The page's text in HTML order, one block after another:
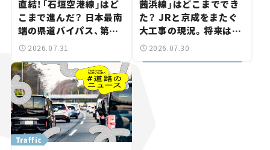
直結！「石垣空港線」はど
こまで進んだ？ 日本最南
端の県道バイパス、第2
工区も延伸開通 【いま気
2026.07.31
茜浜線」はどこまででき
た？ JRと京成をまたぐ
大工事の現況。将来は
「習志野～鎌ケ谷」を最短
2026.07.30
Traffic